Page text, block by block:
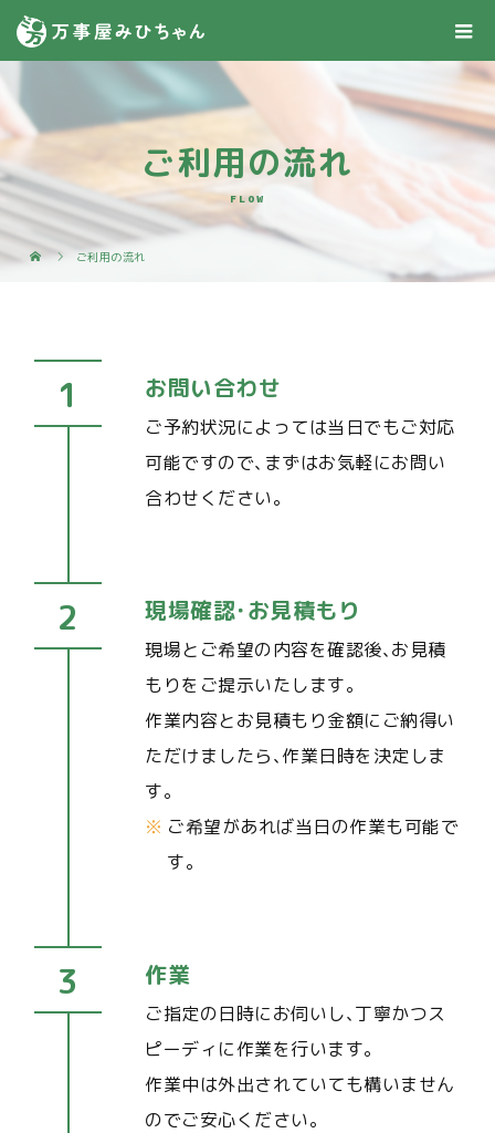
ご利用の流れ
FLOW
ご利用の流れ
お問い合わせ
ご予約状況によっては当日でもご対応
可能ですので､まずはお気軽にお問い
合わせください｡
現場確認･お見積もり
現場とご希望の内容を確認後､お見積
もりをご提示いたします｡
作業内容とお見積もり金額にご納得い
ただけましたら､作業日時を決定しま
す｡
ご希望があれば当日の作業も可能で
す｡
作業
ご指定の日時にお伺いし､丁寧かつス
ピーディに作業を行います｡
作業中は外出されていても構いません
のでご安心ください｡